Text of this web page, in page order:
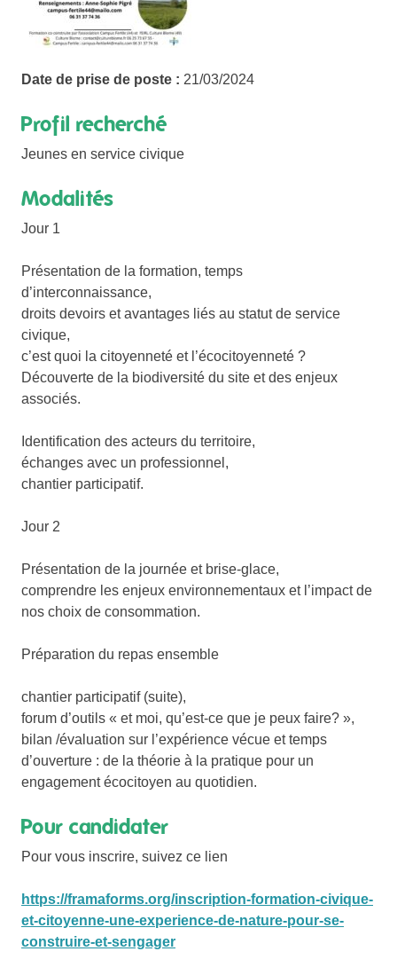
Date de prise de poste : 21/03/2024
Profil recherché
Jeunes en service civique
Modalités
Jour 1
Présentation de la formation, temps
d’interconnaissance,
droits devoirs et avantages liés au statut de service
civique,
c’est quoi la citoyenneté et l’écocitoyenneté ?
Découverte de la biodiversité du site et des enjeux
associés.
Identification des acteurs du territoire,
échanges avec un professionnel,
chantier participatif.
Jour 2
Présentation de la journée et brise-glace,
comprendre les enjeux environnementaux et l’impact de
nos choix de consommation.
Préparation du repas ensemble
chantier participatif (suite),
forum d’outils « et moi, qu’est-ce que je peux faire? »,
bilan /évaluation sur l’expérience vécue et temps
d’ouverture : de la théorie à la pratique pour un
engagement écocitoyen au quotidien.
Pour candidater
Pour vous inscrire, suivez ce lien
https://framaforms.org/inscription-formation-civique-
et-citoyenne-une-experience-de-nature-pour-se-
construire-et-sengager